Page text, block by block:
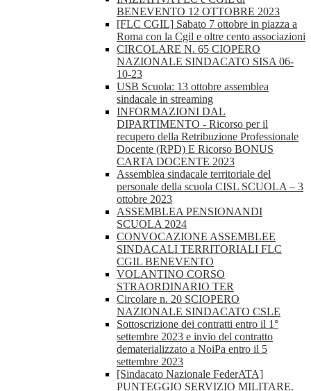
BENEVENTO 12 OTTOBRE 2023
[FLC CGIL] Sabato 7 ottobre in piazza a
Roma con la Cgil e oltre cento associazioni
CIRCOLARE N. 65 CIOPERO
NAZIONALE SINDACATO SISA 06-
10-23
USB Scuola: 13 ottobre assemblea
sindacale in streaming
INFORMAZIONI DAL
DIPARTIMENTO - Ricorso per il
recupero della Retribuzione Professionale
Docente (RPD) E Ricorso BONUS
CARTA DOCENTE 2023
Assemblea sindacale territoriale del
personale della scuola CISL SCUOLA – 3
ottobre 2023
ASSEMBLEA PENSIONANDI
SCUOLA 2024
CONVOCAZIONE ASSEMBLEE
SINDACALI TERRITORIALI FLC
CGIL BENEVENTO
VOLANTINO CORSO
STRAORDINARIO TER
Circolare n. 20 SCIOPERO
NAZIONALE SINDACATO CSLE
Sottoscrizione dei contratti entro il 1°
settembre 2023 e invio del contratto
dematerializzato a NoiPa entro il 5
settembre 2023
[Sindacato Nazionale FederATA]
PUNTEGGIO SERVIZIO MILITARE.